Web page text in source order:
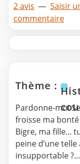
2 avis — Saisir
commentaire
Thème :
Pardonne-moi
froisse ma bonté
Bigre, ma fille...
peine d’une
insupportable ?...